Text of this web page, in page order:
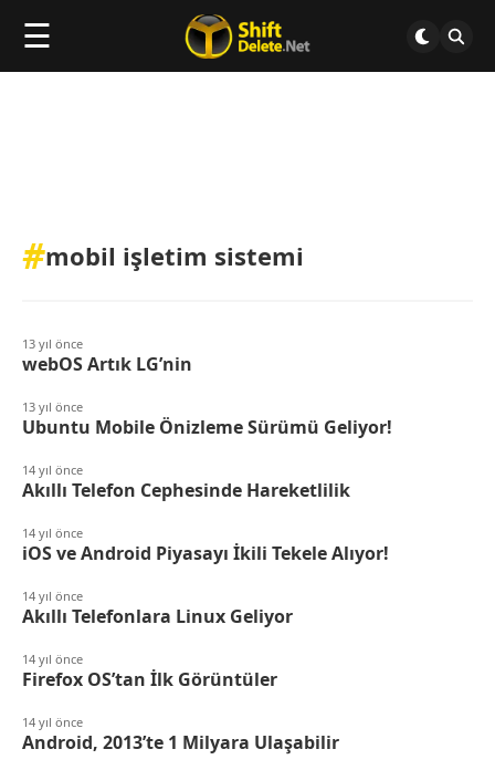
☰
#mobil işletim sistemi
13 yıl önce
webOS Artık LG’nin
13 yıl önce
Ubuntu Mobile Önizleme Sürümü Geliyor!
14 yıl önce
Akıllı Telefon Cephesinde Hareketlilik
14 yıl önce
iOS ve Android Piyasayı İkili Tekele Alıyor!
14 yıl önce
Akıllı Telefonlara Linux Geliyor
14 yıl önce
Firefox OS’tan İlk Görüntüler
14 yıl önce
Android, 2013’te 1 Milyara Ulaşabilir